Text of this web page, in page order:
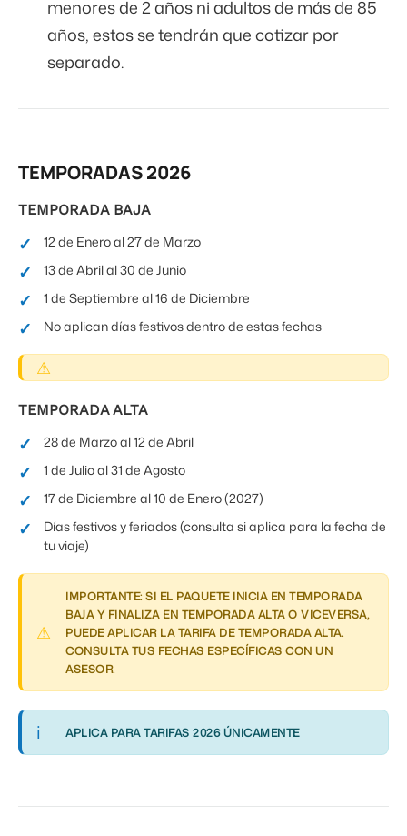
menores de 2 años ni adultos de más de 85
años, estos se tendrán que cotizar por
separado.
TEMPORADAS 2026
TEMPORADA BAJA
12 de Enero al 27 de Marzo
13 de Abril al 30 de Junio
1 de Septiembre al 16 de Diciembre
No aplican días festivos dentro de estas fechas
TEMPORADA ALTA
28 de Marzo al 12 de Abril
1 de Julio al 31 de Agosto
17 de Diciembre al 10 de Enero (2027)
Días festivos y feriados (consulta si aplica para la fecha de
tu viaje)
IMPORTANTE: SI EL PAQUETE INICIA EN TEMPORADA
BAJA Y FINALIZA EN TEMPORADA ALTA O VICEVERSA,
PUEDE APLICAR LA TARIFA DE TEMPORADA ALTA.
CONSULTA TUS FECHAS ESPECÍFICAS CON UN
ASESOR.
APLICA PARA TARIFAS 2026 ÚNICAMENTE